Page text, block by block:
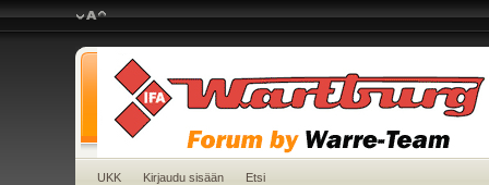
UKK Kirjaudu sisään Etsi